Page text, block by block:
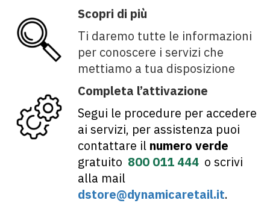
Scopri di più
Ti daremo tutte le informazioni
per conoscere i servizi che
mettiamo a tua disposizione
Completa l’attivazione
Segui le procedure per accedere
ai servizi, per assistenza puoi
contattare il numero verde
gratuito 800 011 444 o scrivi
alla mail
dstore@dynamicaretail.it.